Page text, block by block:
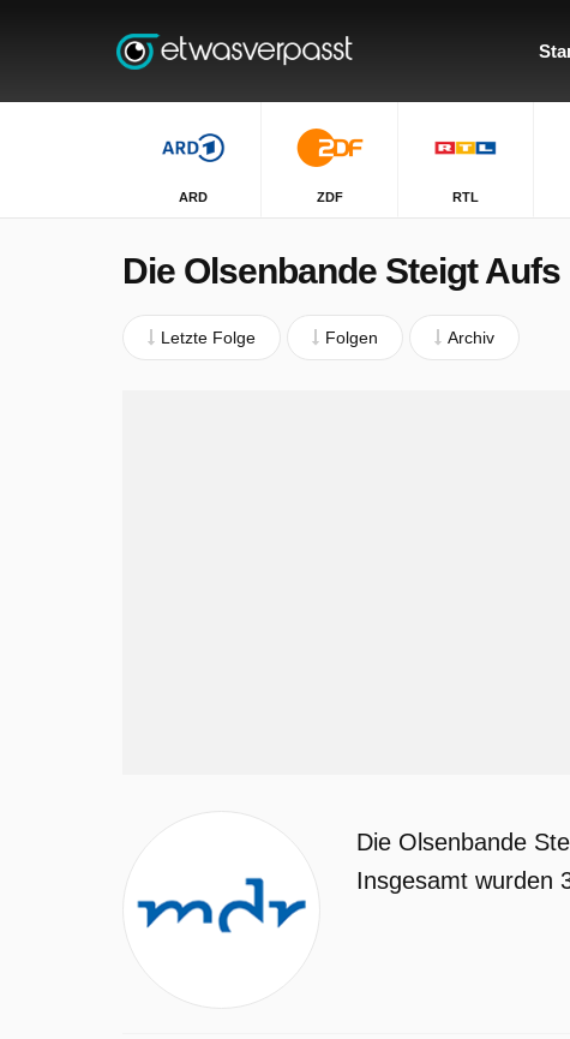
ARD ZDF RTL
Die Olsenbande Steigt Aufs
Letzte Folge Folgen Archiv
Die Olsenbande
Insgesamt wurden